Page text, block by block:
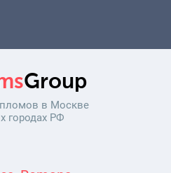
Group
в Москве
городах РФ